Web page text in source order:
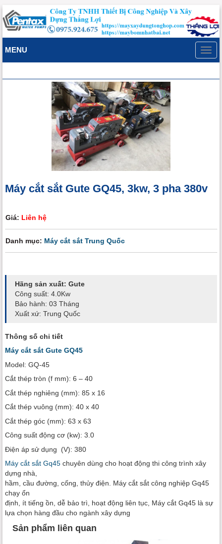
MENU
Máy cắt sắt Gute GQ45, 3kw, 3 pha 380v
Giá: Liên hệ
Danh mục: Máy cắt sắt Trung Quốc
Hãng sản xuất: Gute
Công suất: 4.0Kw
Bảo hành: 03 Tháng
Xuất xứ: Trung Quốc
Thông số chi tiết
Máy cắt sắt Gute GQ45
Model: GQ-45
Cắt thép tròn (f mm): 6 – 40
Cắt thép nghiêng (mm): 85 x 16
Cắt thép vuông (mm): 40 x 40
Cắt thép góc (mm): 63 x 63
Công suất động cơ (kw): 3.0
Điện áp sử dụng (V): 380
Máy cắt sắt Gq45 chuyên dùng cho hoạt động thi công trình xây
dựng nhà,
hầm, cầu đường, cống, thủy điện. Máy cắt sắt công nghiệp Gq45
chạy ổn
định, ít tiếng ồn, dễ bảo trì, hoạt động liên tục, Máy cắt Gq45 là sự
lựa chọn hàng đầu cho ngành xây dựng
Sản phẩm liên quan